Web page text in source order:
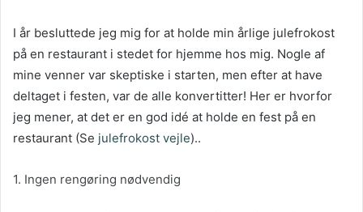
I år besluttede jeg mig for at holde min årlige julefrokost
på en restaurant i stedet for hjemme hos mig. Nogle af
mine venner var skeptiske i starten, men efter at have
deltaget i festen, var de alle konvertitter! Her er hvorfor
jeg mener, at det er en god idé at holde en fest på en
restaurant (Se julefrokost vejle)..
1. Ingen rengøring nødvendig